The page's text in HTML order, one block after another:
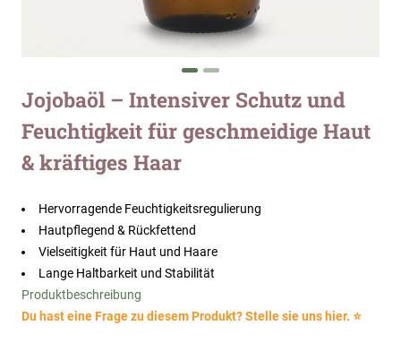
Zum
Anfang
der
springen
Jojobaöl – Intensiver Schutz und
Feuchtigkeit für geschmeidige Haut
& kräftiges Haar
Hervorragende Feuchtigkeitsregulierung
Hautpflegend & Rückfettend
Vielseitigkeit für Haut und Haare
Lange Haltbarkeit und Stabilität
Produktbeschreibung
Du hast eine Frage zu diesem Produkt? Stelle sie uns hier. ⭐